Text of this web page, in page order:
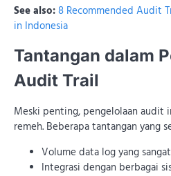
See also:8 Recommended Audit
in Indonesia
Tantangan dalam
Audit Trail
Meski penting, pengelolaan audit
remeh. Beberapa tantangan yang
Volume data log yang
Integrasi dengan berbagai